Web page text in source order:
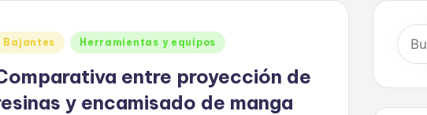
Bajantes Herramientas y equipos
entre proyección de
y encamisado de manga